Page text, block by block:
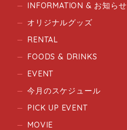
INFORMATION & お知らせ
オリジナルグッズ
RENTAL
FOODS & DRINKS
EVENT
今月のスケジュール
PICK UP EVENT
MOVIE